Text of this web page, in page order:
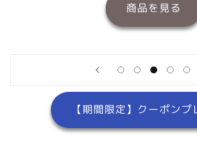
商品を見る
【期間限定】クーポンプ